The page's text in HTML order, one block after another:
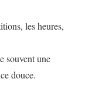
les heures,
souvent une
douce.